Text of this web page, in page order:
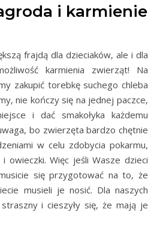
i karmienie
frajdą dla dzieciaków, ale i dla
karmienia zwierząt! Na
zakupić torebkę suchego chleba
nie kończy się na jednej paczce,
i dać smakołyka każdemu
bo zwierzęta bardzo chętnie
w celu zdobycia pokarmu,
i owieczki. Więc jeśli Wasze dzieci
się przygotować na to, że
musieli je nosić. Dla naszych
i cieszyły się, że mają je